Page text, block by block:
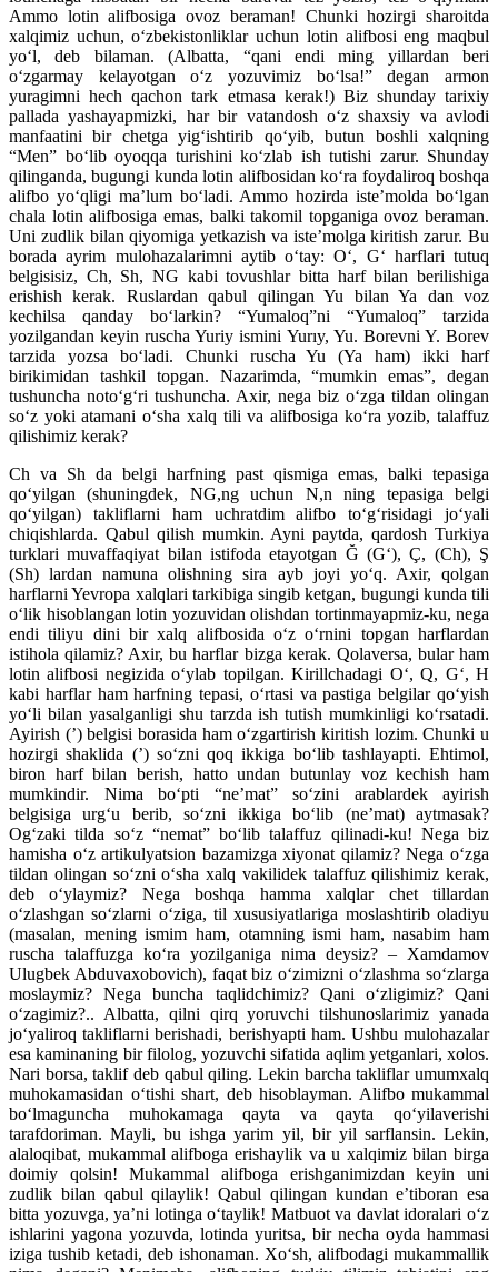
Ammo lotin alifbosiga ovoz beraman! Chunki hozirgi sharoitda
xalqimiz uchun, o‘zbekistonliklar uchun lotin alifbosi eng maqbul
yo‘l, deb bilaman. (Albatta, “qani endi ming yillardan beri
o‘zgarmay kelayotgan o‘z yozuvimiz bo‘lsa!” degan armon
yuragimni hech qachon tark etmasa kerak!) Biz shunday tarixiy
pallada yashayapmizki, har bir vatandosh o‘z shaxsiy va avlodi
manfaatini bir chetga yig‘ishtirib qo‘yib, butun boshli xalqning
“Men” bo‘lib oyoqqa turishini ko‘zlab ish tutishi zarur. Shunday
qilinganda, bugungi kunda lotin alifbosidan ko‘ra foydaliroq boshqa
alifbo yo‘qligi ma’lum bo‘ladi. Ammo hozirda iste’molda bo‘lgan
chala lotin alifbosiga emas, balki takomil topganiga ovoz beraman.
Uni zudlik bilan qiyomiga yetkazish va iste’molga kiritish zarur. Bu
borada ayrim mulohazalarimni aytib o‘tay: O‘, G‘ harflari tutuq
belgisisiz, Ch, Sh, NG kabi tovushlar bitta harf bilan berilishiga
erishish kerak. Ruslardan qabul qilingan Yu bilan Ya dan voz
kechilsa qanday bo‘larkin? “Yumaloq”ni “Yumaloq” tarzida
yozilgandan keyin ruscha Yuriy ismini Yurıy, Yu. Borevni Y. Borev
tarzida yozsa bo‘ladi. Chunki ruscha Yu (Ya ham) ikki harf
birikimidan tashkil topgan. Nazarimda, “mumkin emas”, degan
tushuncha noto‘g‘ri tushuncha. Axir, nega biz o‘zga tildan olingan
so‘z yoki atamani o‘sha xalq tili va alifbosiga ko‘ra yozib, talaffuz
qilishimiz kerak?
Ch va Sh da belgi harfning past qismiga emas, balki tepasiga
qo‘yilgan (shuningdek, NG,ng uchun N,n ning tepasiga belgi
qo‘yilgan) takliflarni ham uchratdim alifbo to‘g‘risidagi jo‘yali
chiqishlarda. Qabul qilish mumkin. Ayni paytda, qardosh Turkiya
turklari muvaffaqiyat bilan istifoda etayotgan Ğ (G‘), Ç, (Ch), Ş
(Sh) lardan namuna olishning sira ayb joyi yo‘q. Axir, qolgan
harflarni Yevropa xalqlari tarkibiga singib ketgan, bugungi kunda tili
o‘lik hisoblangan lotin yozuvidan olishdan tortinmayapmiz-ku, nega
endi tiliyu dini bir xalq alifbosida o‘z o‘rnini topgan harflardan
istihola qilamiz? Axir, bu harflar bizga kerak. Qolaversa, bular ham
lotin alifbosi negizida o‘ylab topilgan. Kirillchadagi O‘, Q, G‘, H
kabi harflar ham harfning tepasi, o‘rtasi va pastiga belgilar qo‘yish
yo‘li bilan yasalganligi shu tarzda ish tutish mumkinligi ko‘rsatadi.
Ayirish (’) belgisi borasida ham o‘zgartirish kiritish lozim. Chunki u
hozirgi shaklida (’) so‘zni qoq ikkiga bo‘lib tashlayapti. Ehtimol,
biron harf bilan berish, hatto undan butunlay voz kechish ham
mumkindir. Nima bo‘pti “ne’mat” so‘zini arablardek ayirish
belgisiga urg‘u berib, so‘zni ikkiga bo‘lib (ne’mat) aytmasak?
Og‘zaki tilda so‘z “nemat” bo‘lib talaffuz qilinadi-ku! Nega biz
hamisha o‘z artikulyatsion bazamizga xiyonat qilamiz? Nega o‘zga
tildan olingan so‘zni o‘sha xalq vakilidek talaffuz qilishimiz kerak,
deb o‘ylaymiz? Nega boshqa hamma xalqlar chet tillardan
o‘zlashgan so‘zlarni o‘ziga, til xususiyatlariga moslashtirib oladiyu
(masalan, mening ismim ham, otamning ismi ham, nasabim ham
ruscha talaffuzga ko‘ra yozilganiga nima deysiz? – Xamdamov
Ulugbek Abduvaxobovich), faqat biz o‘zimizni o‘zlashma so‘zlarga
moslaymiz? Nega buncha taqlidchimiz? Qani o‘zligimiz? Qani
o‘zagimiz?.. Albatta, qilni qirq yoruvchi tilshunoslarimiz yanada
jo‘yaliroq takliflarni berishadi, berishyapti ham. Ushbu mulohazalar
esa kaminaning bir filolog, yozuvchi sifatida aqlim yetganlari, xolos.
Nari borsa, taklif deb qabul qiling. Lekin barcha takliflar umumxalq
muhokamasidan o‘tishi shart, deb hisoblayman. Alifbo mukammal
bo‘lmaguncha muhokamaga qayta va qayta qo‘yilaverishi
tarafdoriman. Mayli, bu ishga yarim yil, bir yil sarflansin. Lekin,
alaloqibat, mukammal alifboga erishaylik va u xalqimiz bilan birga
doimiy qolsin! Mukammal alifboga erishganimizdan keyin uni
zudlik bilan qabul qilaylik! Qabul qilingan kundan e’tiboran esa
bitta yozuvga, ya’ni lotinga o‘taylik! Matbuot va davlat idoralari o‘z
ishlarini yagona yozuvda, lotinda yuritsa, bir necha oyda hammasi
iziga tushib ketadi, deb ishonaman. Xo‘sh, alifbodagi mukammallik